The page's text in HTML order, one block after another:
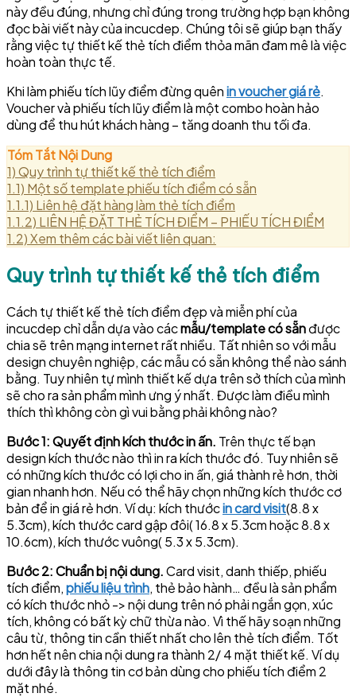
này đều đúng, nhưng chỉ đúng trong trường hợp bạn không
đọc bài viết này của incucdep. Chúng tôi sẽ giúp bạn thấy
rằng việc tự thiết kế thẻ tích điểm thỏa mãn đam mê là việc
hoàn toàn thực tế.
Khi làm phiếu tích lũy điểm đừng quênin voucher giá rẻ.
Voucher và phiếu tích lũy điểm là một combo hoàn hảo
dùng để thu hút khách hàng – tăng doanh thu tối đa.
Tóm Tắt Nội Dung
1)Quy trình tự thiết kế thẻ tích điểm
1.1) Một số template phiếu tích điểm có sẵn
1.1.1) Liên hệ đặt hàng làm thẻ tích điểm
1.1.2) LIÊN HỆ ĐẶT THẺ TÍCH ĐIỂM – PHIẾU TÍCH ĐIỂM
1.2)Xem thêm các bài viết liên quan:
Quy trình tự thiết kế thẻ tích điểm
Cách tự thiết kế thẻ tích điểm đẹp và miễn phí của
incucdep chỉ dẫn dựa vào cácmẫu/template có sẵnđược
chia sẽ trên mạng internet rất nhiều. Tất nhiên so với mẫu
design chuyên nghiệp, các mẫu có sẵn không thể nào sánh
bằng. Tuy nhiên tự mình thiết kế dựa trên sở thích của mình
sẽ cho ra sản phẩm mình ưng ý nhất. Được làm điều mình
thích thì không còn gì vui bằng phải không nào?
Bước 1: Quyết định kích thước in ấn. Trên thực tế bạn
design kích thước nào thì in ra kích thước đó. Tuy nhiên sẽ
có những kích thước có lợi cho in ấn, giá thành rẻ hơn, thời
gian nhanh hơn. Nếu có thể hãy chọn những kích thước cơ
bản để in giá rẻ hơn. Ví dụ: kích thướcin card visit(8.8 x
5.3cm), kích thước card gập đôi( 16.8 x 5.3cm hoặc 8.8 x
10.6cm), kích thước vuông( 5.3 x 5.3cm).
Bước 2: Chuẩn bị nội dung.Card visit, danh thiếp, phiếu
tích điểm,phiếu liệu trình, thẻ bảo hành… đều là sản phẩm
có kích thước nhỏ -> nội dung trên nó phải ngắn gọn, xúc
tích, không có bất kỳ chữ thừa nào. Vì thế hãy soạn những
câu từ, thông tin cần thiết nhất cho lên thẻ tích điểm. Tốt
hơn hết nên chia nội dung ra thành 2/ 4 mặt thiết kế. Ví dụ
dưới đây là thông tin cơ bản dùng cho phiếu tích điểm 2
mặt nhé.